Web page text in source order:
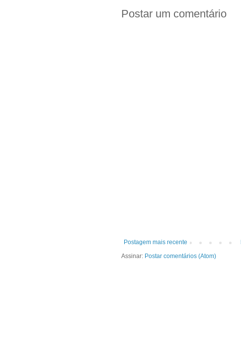
Postar um comentário
Postagem mais recente
Assinar: Postar comentários (Atom)